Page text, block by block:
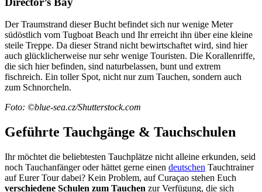
Der Traumstrand dieser Bucht befindet sich nur wenige Meter
südöstlich vom Tugboat Beach und Ihr erreicht ihn über eine kleine
steile Treppe. Da dieser Strand nicht bewirtschaftet wird, sind hier
auch glücklicherweise nur sehr wenige Touristen. Die Korallenriffe,
die sich hier befinden, sind naturbelassen, bunt und extrem
fischreich. Ein toller Spot, nicht nur zum Tauchen, sondern auch
zum Schnorcheln.
Foto: ©blue-sea.cz/Shutterstock.com
Geführte Tauchgänge & Tauchschulen
Ihr möchtet die beliebtesten Tauchplätze nicht alleine erkunden, seid
noch Tauchanfänger oder hättet gerne einen deutschen Tauchtrainer
auf Eurer Tour dabei? Kein Problem, auf Curaçao stehen Euch
verschiedene Schulen zum Tauchen zur Verfügung, die sich